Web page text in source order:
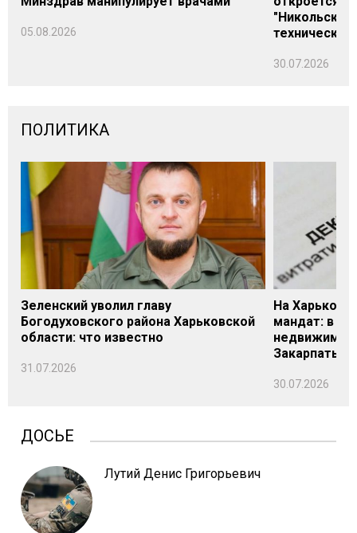
05.08.2026
технических
30.07.2026
ПОЛИТИКА
Зеленский уволил главу
Богодуховского района Харьковской
области: что известно
31.07.2026
На
мандат: в
Закарпатье
30.07.2026
ДОСЬЕ
Лутий Денис Григорьевич